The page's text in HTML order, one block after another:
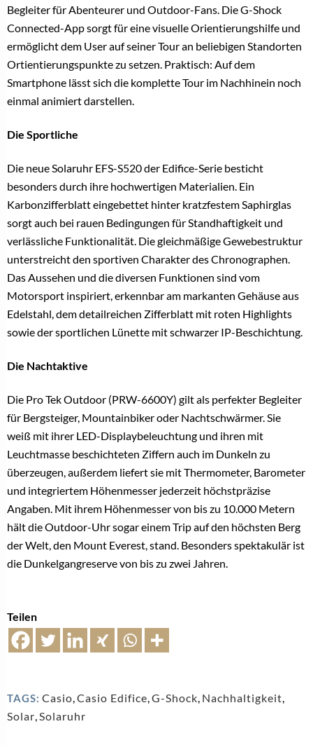
Begleiter für Abenteurer und Outdoor-Fans. Die G-Shock
Connected-App sorgt für eine visuelle Orientierungshilfe und
ermöglicht dem User auf seiner Tour an beliebigen Standorten
Ortientierungspunkte zu setzen. Praktisch: Auf dem
Smartphone lässt sich die komplette Tour im Nachhinein noch
einmal animiert darstellen.
Die Sportliche
Die neue Solaruhr EFS-S520 der Edifice-Serie besticht
besonders durch ihre hochwertigen Materialien. Ein
Karbonzifferblatt eingebettet hinter kratzfestem Saphirglas
sorgt auch bei rauen Bedingungen für Standhaftigkeit und
verlässliche Funktionalität. Die gleichmäßige Gewebestruktur
unterstreicht den sportiven Charakter des Chronographen.
Das Aussehen und die diversen Funktionen sind vom
Motorsport inspiriert, erkennbar am markanten Gehäuse aus
Edelstahl, dem detailreichen Zifferblatt mit roten Highlights
sowie der sportlichen Lünette mit schwarzer IP-Beschichtung.
Die Nachtaktive
Die Pro Tek Outdoor (PRW-6600Y) gilt als perfekter Begleiter
für Bergsteiger, Mountainbiker oder Nachtschwärmer. Sie
weiß mit ihrer LED-Displaybeleuchtung und ihren mit
Leuchtmasse beschichteten Ziffern auch im Dunkeln zu
überzeugen, außerdem liefert sie mit Thermometer, Barometer
und integriertem Höhenmesser jederzeit höchstpräzise
Angaben. Mit ihrem Höhenmesser von bis zu 10.000 Metern
hält die Outdoor-Uhr sogar einem Trip auf den höchsten Berg
der Welt, den Mount Everest, stand. Besonders spektakulär ist
die Dunkelgangreserve von bis zu zwei Jahren.
Teilen
TAGS: Casio Casio Edifice G-Shock Nachhaltigkeit
Solar Solaruhr